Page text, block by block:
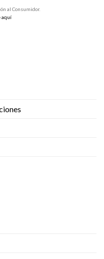
al Consumidor.
aquí